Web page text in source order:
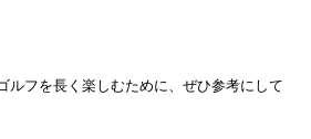
ルフを長く楽しむために、ぜひ参考にして